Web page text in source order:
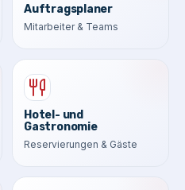
Auftragsplaner
Mitarbeiter & Teams
Hotel- und
Gastronomie
Reservierungen & Gäste